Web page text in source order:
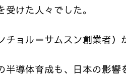
けた人々でした。
ョル＝サムスン創業者）
半導体育成も、日本の影響